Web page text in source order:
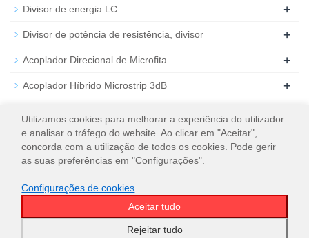
Divisor de energia LC +
Divisor de potência de resistência, divisor +
Acoplador Direcional de Microfita +
Acoplador Híbrido Microstrip 3dB +
Carga de RF coaxial
WT Microwave INC.
Utilizamos cookies para melhorar a experiência do utilizador
e analisar o tráfego do website. Ao clicar em "Aceitar",
concorda com a utilização de todos os cookies. Pode gerir
as suas preferências em "Configurações".
Configurações de cookies
Aceitar tudo
Rejeitar tudo